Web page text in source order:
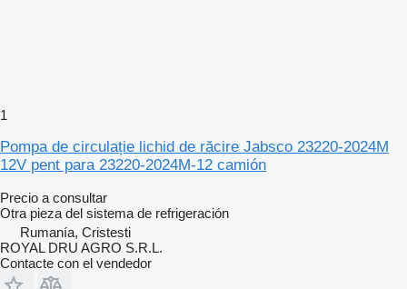
1
Pompa de circulație lichid de răcire Jabsco 23220-2024M
12V pent para 23220-2024M-12 camión
Precio a consultar
Otra pieza del sistema de refrigeración
Rumanía, Cristesti
ROYAL DRU AGRO S.R.L.
Contacte con el vendedor